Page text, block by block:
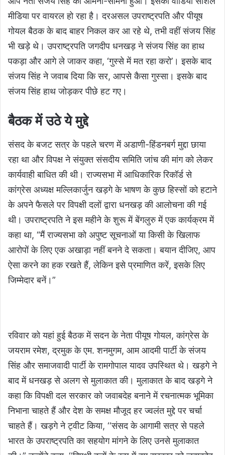
मीडिया पर वायरल हो रहा है। दरअसल उपराष्ट्रपति और पीयूष
गोयल बैठक के बाद बाहर निकल कर आ रहे थे, तभी वहीं संजय सिंह
भी खड़े थे। उपराष्ट्रपति जगदीप धनखड़ ने संजय सिंह का हाथ
पकड़ा और आगे ले जाकर कहा, ‘गुस्से में मत रहा करो’। इसके बाद
संजय सिंह ने जवाब दिया कि सर, आपसे कैसा गुस्सा। इसके बाद
संजय सिंह हाथ जोड़कर पीछे हट गए।
बैठक में उठे ये मुद्दे
संसद के बजट सत्र के पहले चरण में अडाणी-हिंडनबर्ग मुद्दा छाया
रहा था और विपक्ष ने संयुक्त संसदीय समिति जांच की मांग को लेकर
कार्यवाही बाधित की थी। राज्यसभा में आधिकारिक रिकॉर्ड से
कांग्रेस अध्यक्ष मल्लिकार्जुन खड़गे के भाषण के कुछ हिस्सों को हटाने
के अपने फैसले पर विपक्षी दलों द्वारा धनखड़ की आलोचना की गई
थी। उपराष्ट्रपति ने इस महीने के शुरू में बेंगलुरु में एक कार्यक्रम में
कहा था, “मैं राज्यसभा को अपुष्ट सूचनाओं या किसी के खिलाफ
आरोपों के लिए एक अखाड़ा नहीं बनने दे सकता। बयान दीजिए, आप
ऐसा करने का हक रखते हैं, लेकिन इसे प्रमाणित करें, इसके लिए
जिम्मेदार बनें।”
रविवार को यहां हुई बैठक में सदन के नेता पीयूष गोयल, कांग्रेस के
जयराम रमेश, द्रमुक के एम. शनमुगम, आम आदमी पार्टी के संजय
सिंह और समाजवादी पार्टी के रामगोपाल यादव उपस्थित थे। खड़गे ने
बाद में धनखड़ से अलग से मुलाकात की। मुलाकात के बाद खड़गे ने
कहा कि विपक्षी दल सरकार को जवाबदेह बनाने में रचनात्मक भूमिका
निभाना चाहते हैं और देश के समक्ष मौजूद हर ज्वलंत मुद्दे पर चर्चा
चाहते हैं। खड़गे ने ट्वीट किया, ‘‘संसद के आगामी सत्र से पहले
भारत के उपराष्ट्रपति का सहयोग मांगने के लिए उनसे मुलाकात